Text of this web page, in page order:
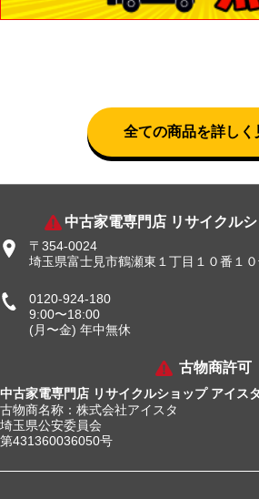
全ての商品を詳しく
中古家電専門店 リサイクル
〒354-0024
埼玉県富士見市鶴瀬東１丁目１０番１
0120-924-180
9:00〜18:00
(月〜金) 年中無休
古物商許可
中古家電専門店 リサイクルショップ アイスタ
古物商名称：株式会社アイスタ
埼玉県公安委員会
第431360036050号